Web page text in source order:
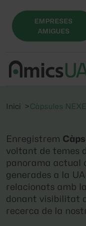
EMPRESES
AMIGUES
Inici Càpsules NEXE
Enregistrem
voltant de temes
panorama actual
generades a la
relacionats amb
donant visibilitat
recerca de la